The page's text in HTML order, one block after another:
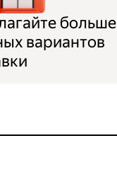
больше
вариантов